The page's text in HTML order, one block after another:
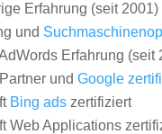
Erfahrung (seit
und
Erfahrung (seit
und Google
Bing adszertifiziert
Web Applications